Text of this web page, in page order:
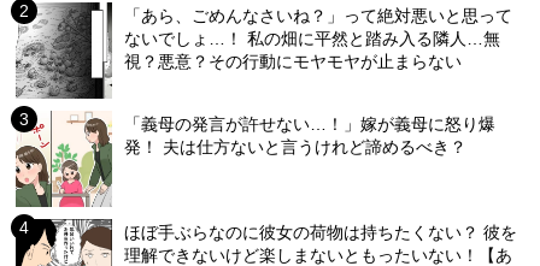
「あら、ごめんなさいね？」って絶対悪いと思って
ないでしょ…！ 私の畑に平然と踏み入る隣人…無
視？悪意？その行動にモヤモヤが止まらない
「義母の発言が許せない…！」嫁が義母に怒り爆
発！ 夫は仕方ないと言うけれど諦めるべき？
ほぼ手ぶらなのに彼女の荷物は持ちたくない？ 彼を
理解できないけど楽しまないともったいない！【あ